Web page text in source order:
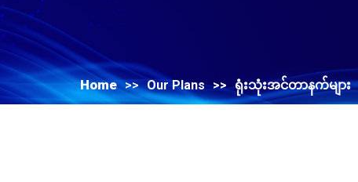
Home >> Our Plans >> ရုံးသုံးအင်တာနက်များ